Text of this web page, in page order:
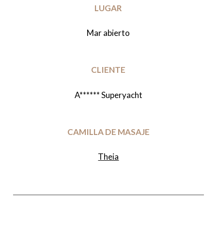
LUGAR
Mar abierto
CLIENTE
A****** Superyacht
CAMILLA DE MASAJE
Theia